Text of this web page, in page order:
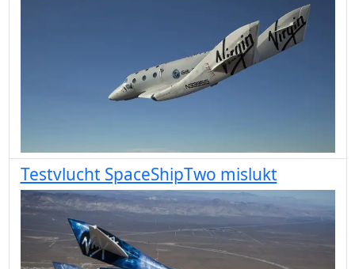
Testvlucht SpaceShipTwo mislukt